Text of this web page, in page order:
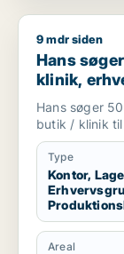
Hans søger
9 mdr siden
Hans
klinik,
Region
Hans søger
butik / klinik til
Type
Kontor,
Areal